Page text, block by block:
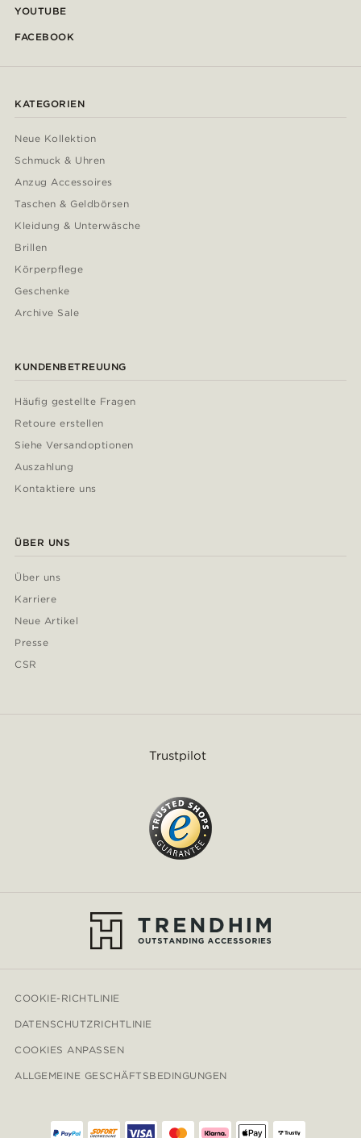
YOUTUBE
FACEBOOK
KATEGORIEN
Neue Kollektion
Schmuck & Uhren
Anzug Accessoires
Taschen & Geldbörsen
Kleidung & Unterwäsche
Brillen
Körperpflege
Geschenke
Archive Sale
KUNDENBETREUUNG
Häufig gestellte Fragen
Retoure erstellen
Siehe Versandoptionen
Auszahlung
Kontaktiere uns
ÜBER UNS
Über uns
Karriere
Neue Artikel
Presse
CSR
Trustpilot
COOKIE-RICHTLINIE
DATENSCHUTZRICHTLINIE
COOKIES ANPASSEN
ALLGEMEINE GESCHÄFTSBEDINGUNGEN